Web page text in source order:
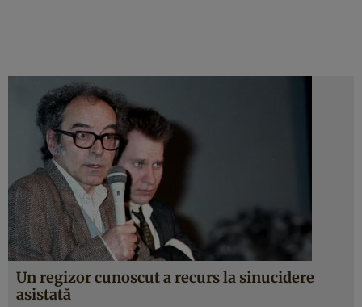
Un regizor cunoscut a recurs la sinucidere
asistată